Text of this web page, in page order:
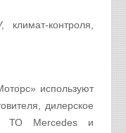
контроля,
используют
дилерское
ТО Mercedes и